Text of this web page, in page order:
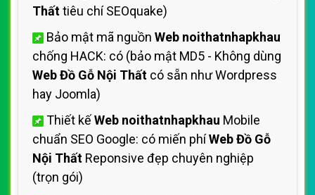
Thấttiêu chí SEOquake)
Bảo mật mã nguồn Web noithatnhapkhau
chống HACK: có (bảo mật MD5 - Không dùng
Web Đồ Gỗ Nội Thất có sẵn như Wordpress
hay Joomla)
Thiết kếWeb noithatnhapkhau Mobile
chuẩn SEO Google: có miến phíWeb Đồ Gỗ
Nội Thất Reponsive đẹp chuyên nghiệp
(trọn gói)